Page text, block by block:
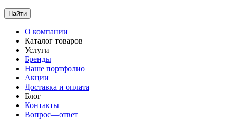
Найти
О компании
Каталог товаров
Услуги
Бренды
Наше портфолио
Акции
Доставка и оплата
Блог
Контакты
Вопрос—ответ